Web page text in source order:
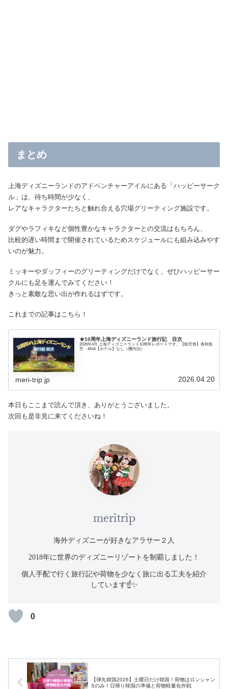
まとめ
上海ディズニーランドのアドベンチャーアイルにある「ハッピーサーク
ル」は、待ち時間が少なく、
レアなキャラクターたちと触れ合える穴場グリーティング施設です。
ダグやラフィキなど個性豊かなキャラクターとの交流はもちろん、
比較的遅い時間まで開催されているためスケジュールにも組み込みやす
いのが魅力。
ミッキーやダッフィーのグリーティングだけでなく、ぜひハッピーサー
クルにも足を運んでみてください！
きっと素敵な思い出が作れるはずです。
これまでの記事はこちら！
★10周年上海ディズニーランド旅行記 目次
2026年4月 上海ディズニーランド10周年レポートです。【航空券】春秋航
空・ANA【ホテル】なし（機内泊）
meri-trip.jp 2026.04.20
本日もここまで読んで頂き、ありがとうございました。
次回も是非見に来てくださいね！
meritrip
海外ディズニーが好きなアラサー２人
2018年に世界のディズニーリゾートを制覇しました！
個人手配で行く旅行記や荷物を少なく旅に出る工夫を紹介
しています☝️✨
0
【弾丸韓国2026】土曜日だけ韓国！荷物はロンシャン
Sのみ！日帰り韓国の準備と荷物軽量化作戦